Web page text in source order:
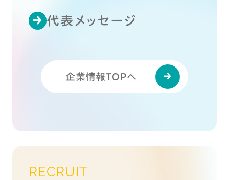
代表メッセージ
企業情報TOPへ
RECRUIT